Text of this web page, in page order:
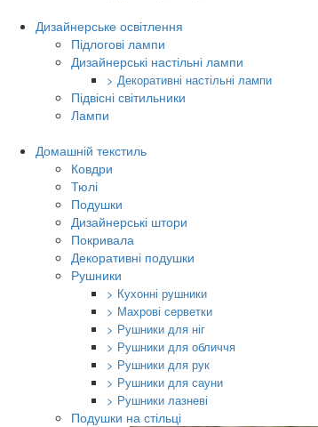
Дизайнерське освітлення
Підлогові лампи
Дизайнерські настільні лампи
> Декоративні настільні лампи
Підвісні світильники
Лампи
Домашній текстиль
Ковдри
Тюлі
Подушки
Дизайнерські штори
Покривала
Декоративні подушки
Рушники
> Кухонні рушники
> Махрові серветки
> Рушники для ніг
> Рушники для обличчя
> Рушники для рук
> Рушники для сауни
> Рушники лазневі
Подушки на стільці